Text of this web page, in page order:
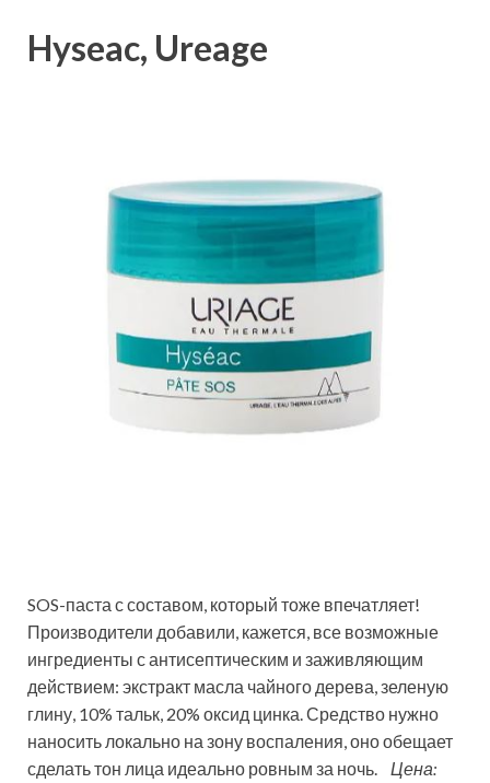
Hyseac, Ureage
SOS-паста с составом, который тоже впечатляет!
Производители добавили, кажется, все возможные
ингредиенты с антисептическим и заживляющим
действием: экстракт масла чайного дерева, зеленую
глину, 10% тальк, 20% оксид цинка. Средство нужно
наносить локально на зону воспаления, оно обещает
сделать тон лица идеально ровным за ночь.
Цена: